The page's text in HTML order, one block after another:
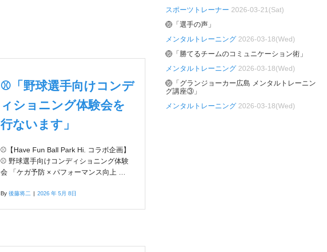
⚾「野球選手向けコンデ
ィショニング体験会を
行ないます」
⚾【Have Fun Ball Park Hi. コラボ企画】
⚾ 野球選手向けコンディショニング体験
会 「ケガ予防 × パフォーマンス向上 …
By 後藤将二 | 2026 年 5月 8日
スポーツトレーナー 2026-03-21(Sat)
🏐「選手の声」
メンタルトレーニング 2026-03-18(Wed)
🏐「勝てるチームのコミュニケーション術」
メンタルトレーニング 2026-03-18(Wed)
🏐「グランジョーカー広島 メンタルトレーニン
グ講座③」
メンタルトレーニング 2026-03-18(Wed)